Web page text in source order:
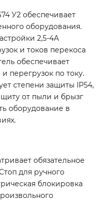
У2 обеспечивает
оборудования.
2,5-4А
и токов перекоса
обеспечивает
перегрузок по току.
степени защиты IP54,
от пыли и брызг
оборудование в
обязательное
для ручного
блокировка